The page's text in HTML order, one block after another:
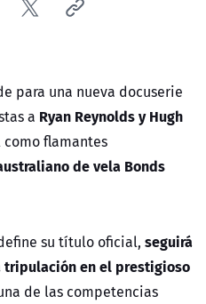
para una nueva docuserie
a Ryan Reynolds y Hugh
flamantes
de vela Bonds
su título oficial, seguirá
en el prestigioso
de las competencias